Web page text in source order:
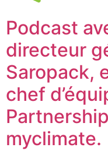
Podcast
directeur
Saropack,
chef
myclimate.